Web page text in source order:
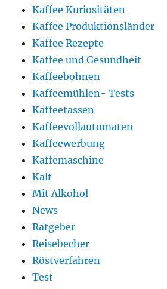
Kaffee Kuriositäten
Kaffee Produktionsländer
Kaffee Rezepte
Kaffee und Gesundheit
Kaffeebohnen
Kaffeemühlen- Tests
Kaffeetassen
Kaffeevollautomaten
Kaffeewerbung
Kaffemaschine
Kalt
Mit Alkohol
News
Ratgeber
Reisebecher
Röstverfahren
Test